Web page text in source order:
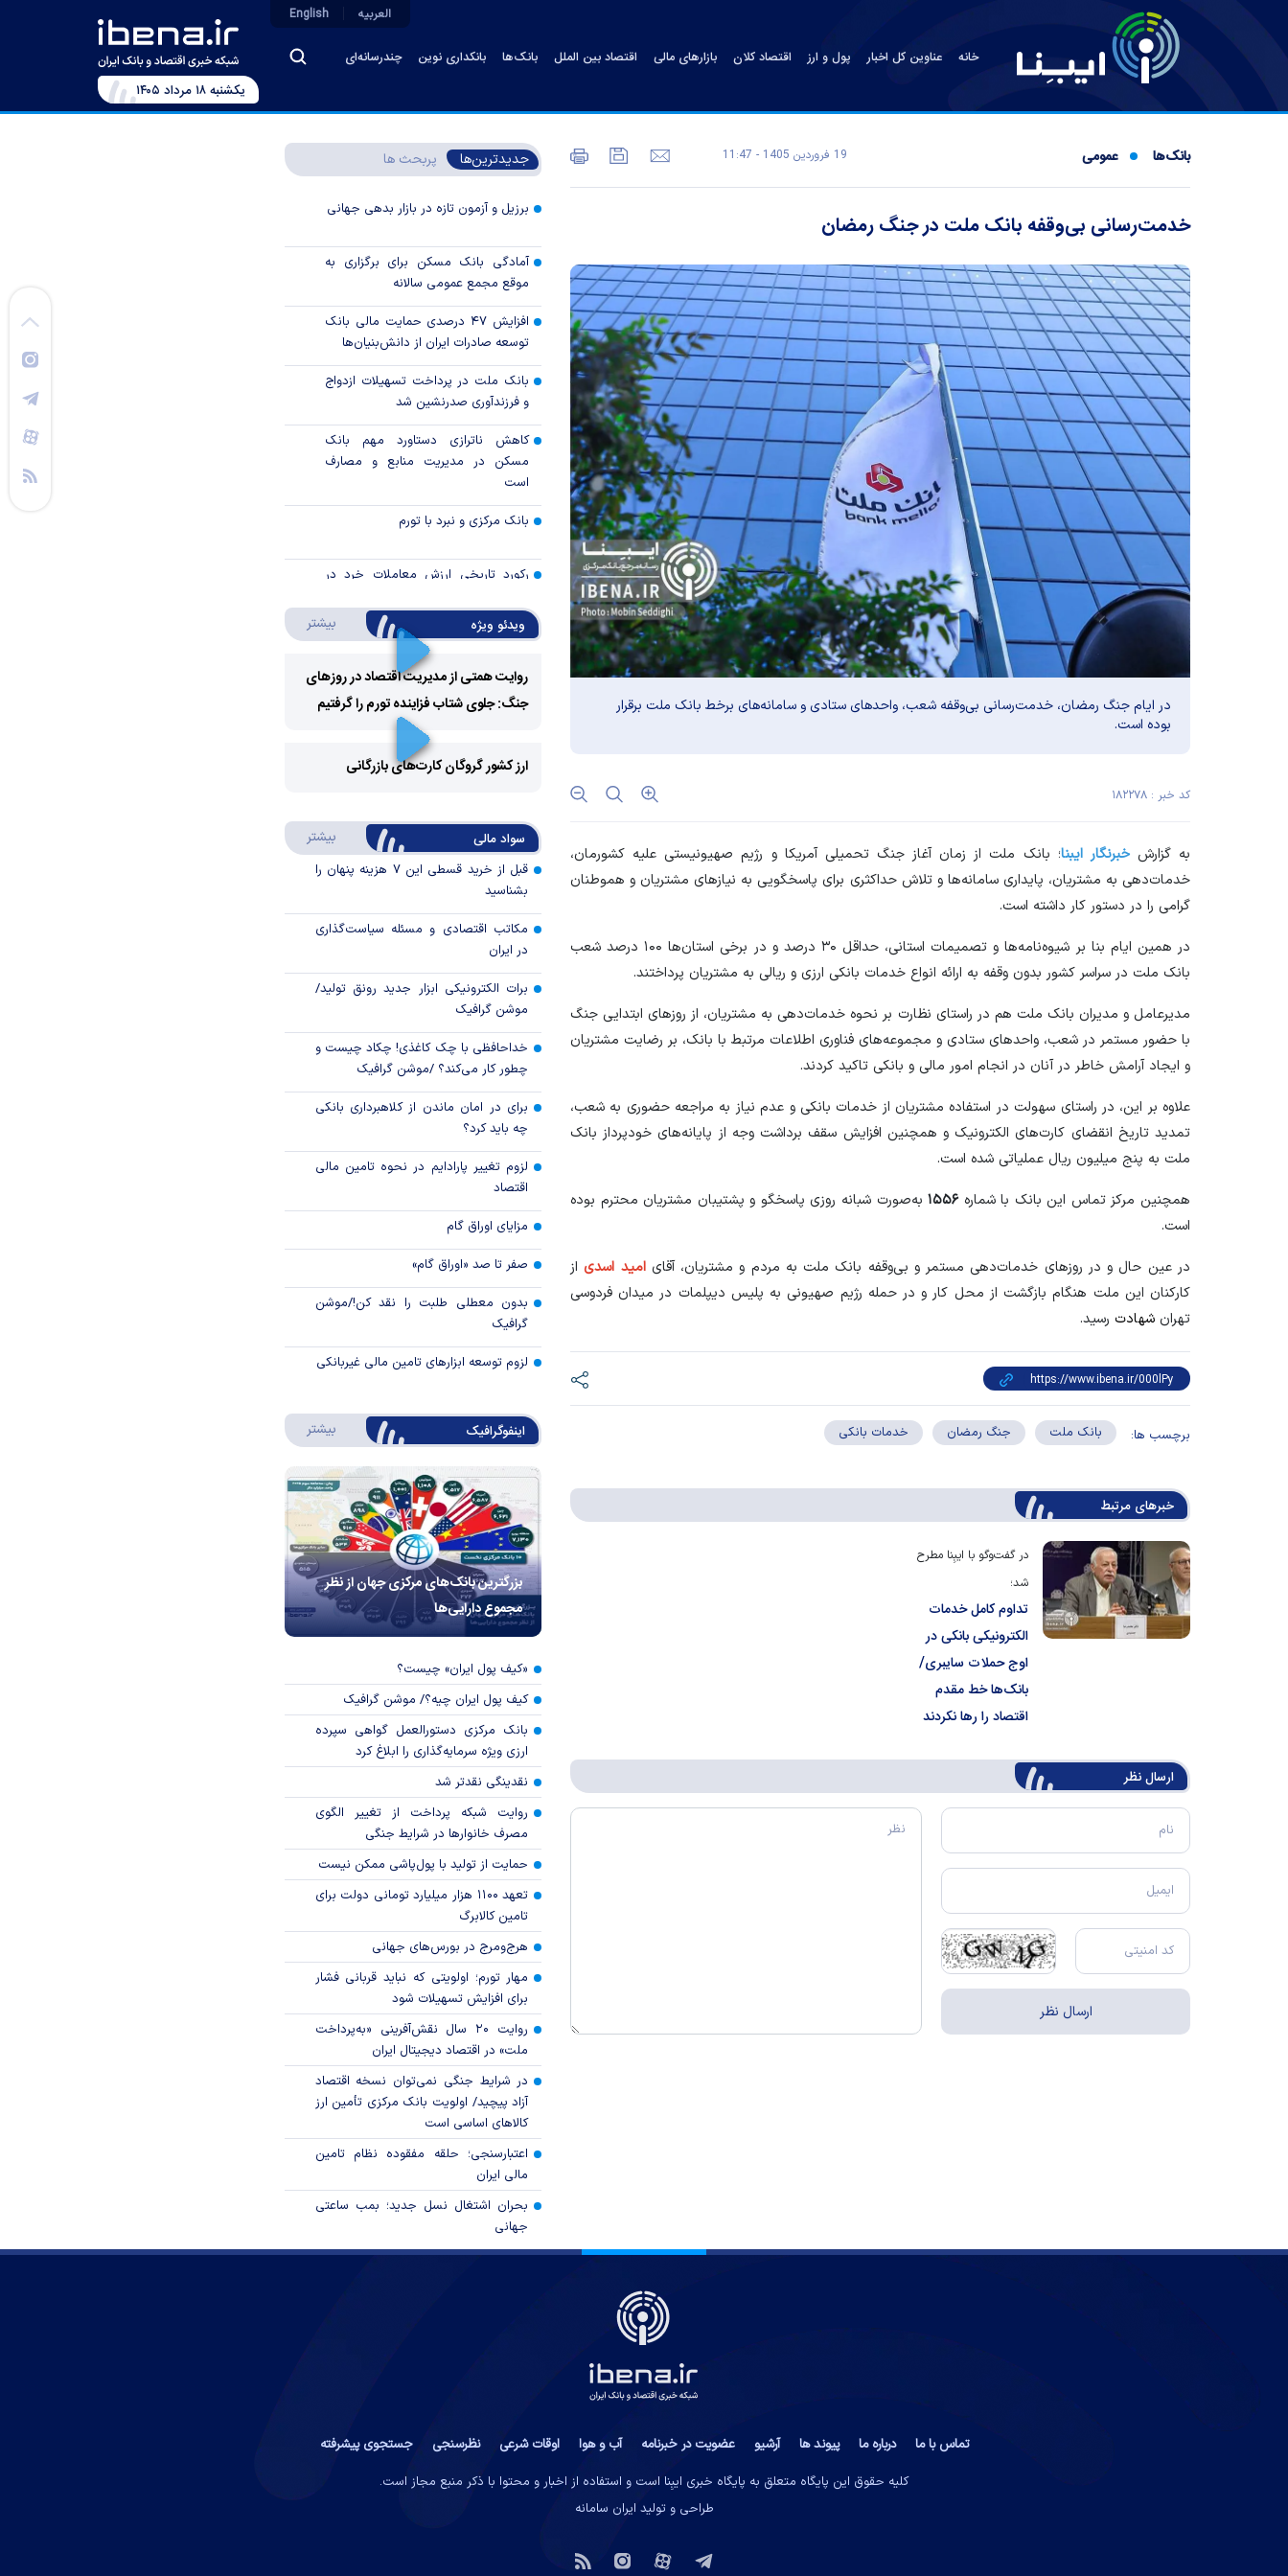
خانه عناوین کل اخبار پول و ارز اقتصاد کلان بازارهای مالی اقتصاد بین الملل بانک‌ها بانکداری نوین چندرسانه‌ای
العربیه English
يکشنبه ۱۸ مرداد ۱۴۰۵
بانک‌ها عمومی 19 فروردين 1405 - 11:47
خدمت‌رسانی بی‌وقفه بانک ملت در جنگ رمضان
در ایام جنگ رمضان، خدمت‌رسانی بی‌وقفه شعب، واحد‌های ستادی و سامانه‌های برخط بانک ملت برقرار
بوده است.
کد خبر : ۱۸۲۲۷۸
به گزارشخبرنگار ایبنا؛ بانک ملت از زمان آغاز جنگ تحمیلی آمریکا و رژیم صهیونیستی علیه کشورمان،
خدمات‌دهی به مشتریان، پایداری سامانه‌ها و تلاش حداکثری برای پاسخگویی به نیاز‌های مشتریان و هموطنان
گرامی را در دستور کار داشته است.
در همین ایام بنا بر شیوه‌نامه‌ها و تصمیمات استانی، حداقل ۳۰ درصد و در برخی استان‌ها ۱۰۰ درصد شعب
بانک ملت در سراسر کشور بدون وقفه به ارائه انواع خدمات بانکی ارزی و ریالی به مشتریان پرداختند.
مدیرعامل و مدیران بانک ملت هم در راستای نظارت بر نحوه خدمات‌دهی به مشتریان، از روز‌های ابتدایی جنگ
با حضور مستمر در شعب، واحد‌های ستادی و مجموعه‌های فناوری اطلاعات مرتبط با بانک، بر رضایت مشتریان
و ایجاد آرامش خاطر در آنان در انجام امور مالی و بانکی تاکید کردند.
علاوه بر این، در راستای سهولت در استفاده مشتریان از خدمات بانکی و عدم نیاز به مراجعه حضوری به شعب،
تمدید تاریخ انقضای کارت‌های الکترونیک و همچنین افزایش سقف برداشت وجه از پایانه‌های خودپرداز بانک
ملت به پنج میلیون ریال عملیاتی شده است.
همچنین مرکز تماس این بانک با شماره۱۵۵۶به‌صورت شبانه روزی پاسخگو و پشتیبان مشتریان محترم بوده
است.
در عین حال و در روز‌های خدمات‌دهی مستمر و بی‌وقفه بانک ملت به مردم و مشتریان، آقایامید اسدیاز
کارکنان این ملت هنگام بازگشت از محل کار و در حمله رژیم صهیونی به پلیس دیپلمات در میدان فردوسی
تهران شهادت رسید.
برچسب ها: بانک ملت جنگ رمضان خدمات بانکی
خبرهای مرتبط
در گفت‌و‌گو با ایبِنا مطرح
شد؛
تداوم کامل خدمات
الکترونیکی بانکی در
اوج حملات سایبری/
بانک‌ها خط مقدم
اقتصاد را رها نکردند
ارسال‌ نظر
جدیدترین‌ها پربحث ها
برزیل و آزمون تازه در بازار بدهی جهانی
آمادگی بانک مسکن برای برگزاری به
موقع مجمع عمومی سالانه
افزایش ۴۷ درصدی حمایت مالی بانک
توسعه صادرات ایران از دانش‌بنیان‌ها
بانک ملت در پرداخت تسهیلات ازدواج
و فرزندآوری صدرنشین شد
کاهش ناترازی دستاورد مهم بانک
مسکن در مدیریت منابع و مصارف
است
بانک مرکزی و نبرد با تورم
رکورد تاریخی ارزش معاملات خرد در
آزمون مهار فشار‌های تورمی در اقتصاد
آیا حباب وال‌استریت با انتخابات
میان‌دوره‌ای می‌ترکد؟
هوش مصنوعی؛ اسب تروای واردات در
حصار تعرفه‌ای ترامپ
اقتصاد کوچک‌شده ایران
تامین مالی زنجیره تولید از ۱۱۷ همت
عبور کرد
سهم جهش یافته اوراق مالی اسلامی در
تامین منابع دولت
ویدئو ویژه بیشتر درباره ویدئو ویژه
Play
Video
روایت همتی از مدیریت اقتصاد در روزهای
جنگ: جلوی شتاب فزاینده تورم را گرفتیم
Video
ارز کشور گروگان کارت‌های بازرگانی
سواد مالی بیشتر درباره سواد مالی
قبل از خرید قسطی این ۷ هزینه پنهان را
بشناسید
مکاتب اقتصادی و مسئله سیاست‌گذاری
در ایران
برات الکترونیکی ابزار جدید رونق تولید/
موشن گرافیک
خداحافظی با چک کاغذی! چکاد چیست و
چطور کار می‌کند؟ /موشن گرافیک
برای در امان ماندن از کلاهبرداری بانکی
چه باید کرد؟
لزوم تغییر پارادایم در نحوه تامین مالی
اقتصاد
مزایای اوراق گام
صفر تا صد «اوراق گام»
بدون معطلی طلبت را نقد کن!/موشن
گرافیک
لزوم توسعه ابزارهای تامین مالی غیربانکی
اینفوگرافیک بیشتر درباره اینفوگرافیک
بزرگترین بانک‌های مرکزی جهان از نظر
مجموع دارایی‌ها
«کیف پول ایران» چیست؟
کیف پول ایران چیه؟/ موشن گرافیک
بانک مرکزی دستورالعمل گواهی سپرده
ارزی ویژه سرمایه‌گذاری را ابلاغ کرد
نقدینگی نقدتر شد
روایت شبکه پرداخت از تغییر الگوی
مصرف خانوار‌ها در شرایط جنگی
حمایت از تولید با پول‌پاشی ممکن نیست
تعهد ۱۱۰۰ هزار میلیارد تومانی دولت برای
تامین کالابرگ
هرج‌ومرج در بورس‌های جهانی
مهار تورم؛ اولویتی که نباید قربانی فشار
برای افزایش تسهیلات شود
روایت ۲۰ سال نقش‌آفرینی «به‌پرداخت
ملت» در اقتصاد دیجیتال ایران
در شرایط جنگی نمی‌توان نسخه اقتصاد
آزاد پیچید/ اولویت بانک مرکزی تأمین ارز
کالا‌های اساسی است
اعتبارسنجی؛ حلقه مفقوده نظام تامین
مالی ایران
بحران اشتغال نسل جدید؛ بمب ساعتی
جهانی
تماس با ما درباره ما پیوند ها آرشیو عضویت در خبرنامه آب و هوا اوقات شرعی نظرسنجی
جستجوی پیشرفته
کلیه حقوق این پایگاه متعلق به پایگاه خبری ایبِنا است و استفاده از اخبار و محتوا با ذکر منبع مجاز است.
طراحی و تولید ایران سامانه